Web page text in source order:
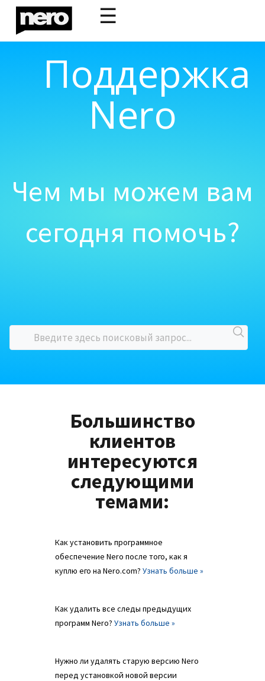
☰
Поддержка
Nero
Чем мы можем вам
сегодня помочь?
Большинство
клиентов
интересуются
следующими
темами:
Как установить программное
обеспечение Nero после того, как я
куплю его на Nero.com? Узнать больше »
Как удалить все следы предыдущих
программ Nero? Узнать больше »
Нужно ли удалять старую версию Nero
перед установкой новой версии